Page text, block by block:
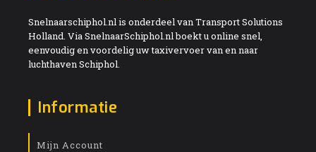
Snelnaarschiphol.nl is onderdeel van Transport Solutions
Holland. Via SnelnaarSchiphol.nl boekt u online snel,
eenvoudig en voordelig uw taxivervoer van en naar
luchthaven Schiphol.
Informatie
Mijn Account